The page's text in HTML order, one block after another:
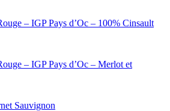
– IGP Pays d’Oc – 100% Cinsault
– IGP Pays d’Oc – Merlot et
Sauvignon